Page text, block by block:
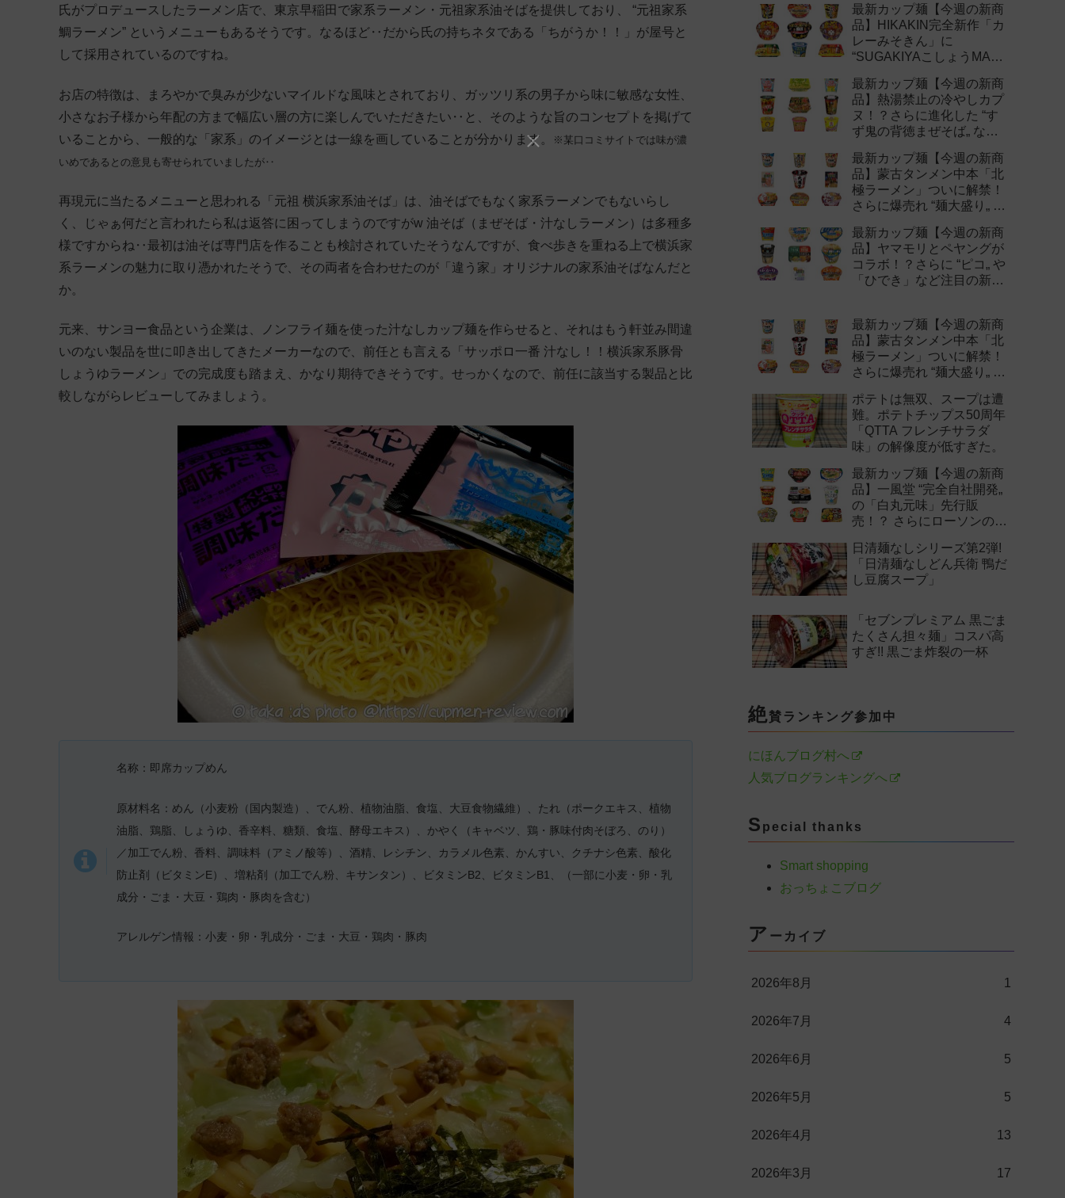
氏がプロデュースしたラーメン店で、東京早稲田で家系ラーメン・元祖家系油そばを提供しており、 “元祖家系
鯛ラーメン” というメニューもあるそうです。なるほど‥だから氏の持ちネタである「ちがうか！！」が屋号と
して採用されているのですね。
お店の特徴は、まろやかで臭みが少ないマイルドな風味とされており、ガッツリ系の男子から味に敏感な女性、
小さなお子様から年配の方まで幅広い層の方に楽しんでいただきたい‥と、そのような旨のコンセプトを掲げて
いることから、一般的な「家系」のイメージとは一線を画していることが分かります。
※某口コミサイトでは味が濃
いめであるとの意見も寄せられていましたが‥
再現元に当たるメニューと思われる「元祖 横浜家系油そば」は、油そばでもなく家系ラーメンでもないらし
く、じゃぁ何だと言われたら私は返答に困ってしまうのですがw 油そば（まぜそば・汁なしラーメン）は多種多
様ですからね‥最初は油そば専門店を作ることも検討されていたそうなんですが、食べ歩きを重ねる上で横浜家
系ラーメンの魅力に取り憑かれたそうで、その両者を合わせたのが「違う家」オリジナルの家系油そばなんだと
か。
元来、サンヨー食品という企業は、ノンフライ麺を使った汁なしカップ麺を作らせると、それはもう軒並み間違
いのない製品を世に叩き出してきたメーカーなので、前任とも言える「サッポロ一番 汁なし！！横浜家系豚骨
しょうゆラーメン」での完成度も踏まえ、かなり期待できそうです。せっかくなので、前任に該当する製品と比
較しながらレビューしてみましょう。
名称：即席カップめん
原材料名：めん（小麦粉（国内製造）、でん粉、植物油脂、食塩、大豆食物繊維）、たれ（ポークエキス、植物
油脂、鶏脂、しょうゆ、香辛料、糖類、食塩、酵母エキス）、かやく（キャベツ、鶏・豚味付肉そぼろ、のり）
／加工でん粉、香料、調味料（アミノ酸等）、酒精、レシチン、カラメル色素、かんすい、クチナシ色素、酸化
防止剤（ビタミンE）、増粘剤（加工でん粉、キサンタン）、ビタミンB2、ビタミンB1、（一部に小麦・卵・乳
成分・ごま・大豆・鶏肉・豚肉を含む）
アレルゲン情報：小麦・卵・乳成分・ごま・大豆・鶏肉・豚肉
新作まとめ！
最新カップ麺【今週の新商
品】HIKAKIN完全新作「カ
レーみそきん」に
“SUGAKIYAこしょうMAX„
最新カップ麺【今週の新商
品】熱湯禁止の冷やしカプ
ヌ！？さらに進化した “す
ず鬼の背徳まぜそば„ など
最新カップ麺【今週の新商
品】蒙古タンメン中本「北
極ラーメン」ついに解禁！
さらに爆売れ “麺大盛り„ シ
作まとめ！
最新カップ麺【今週の新商
品】ヤマモリとペヤングが
コラボ！？さらに “ピコ„ や
「ひでき」など注目の新作
最新カップ麺【今週の新商
品】蒙古タンメン中本「北
極ラーメン」ついに解禁！
さらに爆売れ “麺大盛り„ シ
作まとめ！
ポテトは無双、スープは遭
難。ポテトチップス50周年
「QTTA フレンチサラダ
味」の解像度が低すぎた。
最新カップ麺【今週の新商
品】一風堂 “完全自社開発„
の「白丸元味」先行販
売！？ さらにローソンの激
新作まとめ！
日清麺なしシリーズ第2弾!
「日清麺なしどん兵衛 鴨だ
し豆腐スープ」
「セブンプレミアム 黒ごま
たくさん担々麺」コスパ高
すぎ!! 黒ごま炸裂の一杯
絶賛ランキング参加中
にほんブログ村へ
人気ブログランキングへ
S pecial thanks
Smart shopping
おっちょこブログ
ア ーカイブ
2026年8月 1
2026年7月 4
2026年6月 5
2026年5月 5
2026年4月 13
2026年3月 17